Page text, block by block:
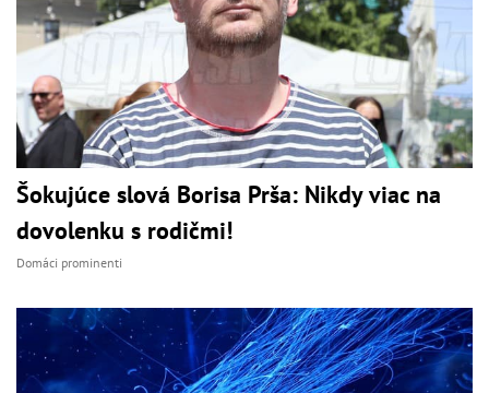
Šokujúce slová Borisa Prša: Nikdy viac na
dovolenku s rodičmi!
Domáci prominenti